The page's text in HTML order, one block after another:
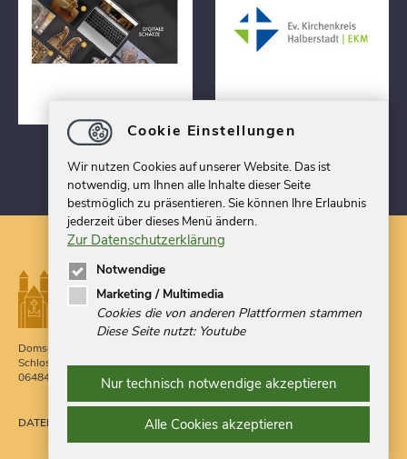
Domschatz Quedlinburg
Schlossberg 1g
06484 Quedlinburg
Telefax 03946 524379
post@domschatzquedlinburg.de
DATENSCHUTZ IMPRESSUM
Cookie Einstellungen
Wir nutzen Cookies auf unserer Website. Das ist
notwendig, um Ihnen alle Inhalte dieser Seite
bestmöglich zu präsentieren. Sie können Ihre Erlaubnis
jederzeit über dieses Menü ändern.
Zur Datenschutzerklärung
Notwendige
Marketing / Multimedia
Cookies die von anderen Plattformen stammen
Diese Seite nutzt: Youtube
Nur technisch notwendige akzeptieren
Alle Cookies akzeptieren